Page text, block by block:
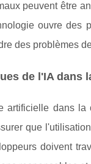
peuvent être
ouvre des
des problèmes
de l'IA dans
artificielle dans
que
doivent